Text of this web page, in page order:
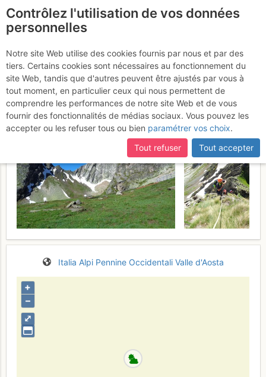
Pain de Sucre : Arête SE
- Zucchero
Dimanche 18 juin 2017
Italia Alpi Pennine Occidentali Valle d'Aosta
⤢
+
–
Contrôlez l'utilisation de vos données
personnelles
Notre site Web utilise des cookies fournis par nous et par des
tiers. Certains cookies sont nécessaires au fonctionnement du
site Web, tandis que d'autres peuvent être ajustés par vous à
tout moment, en particulier ceux qui nous permettent de
comprendre les performances de notre site Web et de vous
fournir des fonctionnalités de médias sociaux. Vous pouvez les
accepter ou les refuser tous ou bien paramétrer vos choix.
Tout refuser
Tout accepter